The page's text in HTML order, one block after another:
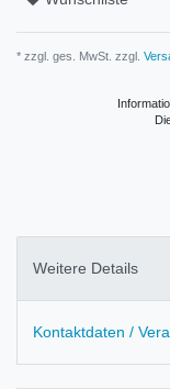
* zzgl. ges. MwSt. zzgl.
Weitere Details
Kontaktdaten /